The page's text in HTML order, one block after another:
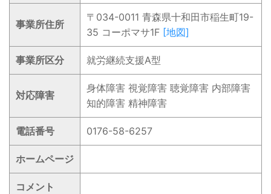
事業所住所
〒034-0011 青森県十和田市稲生町19-
35 コーポマサ1F [地図]
事業所区分 就労継続支援A型
対応障害
身体障害 視覚障害 聴覚障害 内部障害
知的障害 精神障害
電話番号 0176-58-6257
ホームページ
コメント